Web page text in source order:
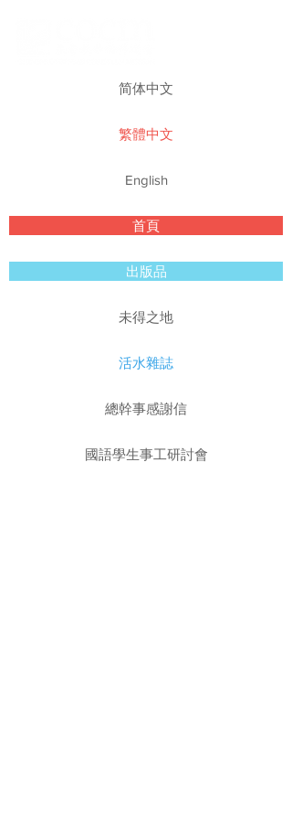
简体中文
繁體中文
English
首頁
出版品
未得之地
活水雜誌
總幹事感謝信
國語學生事工研討會